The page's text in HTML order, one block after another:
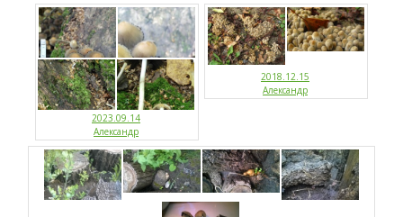
2023.09.14
Александр
2018.12.15
Александр